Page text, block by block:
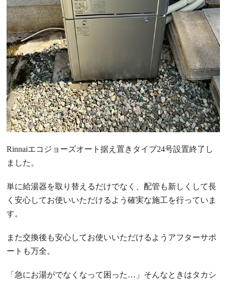
Rinnaiエコジョーズオート据え置きタイプ24号設置終了し
ました。
単に給湯器を取り替えるだけでなく、配管も新しくして長
く安心してお使いいただけるよう確実な施工を行っていま
す。
また交換後も安心してお使いいただけるようアフターサポ
ートも万全。
「急にお湯がでなくなって困った…」そんなときはタカシ